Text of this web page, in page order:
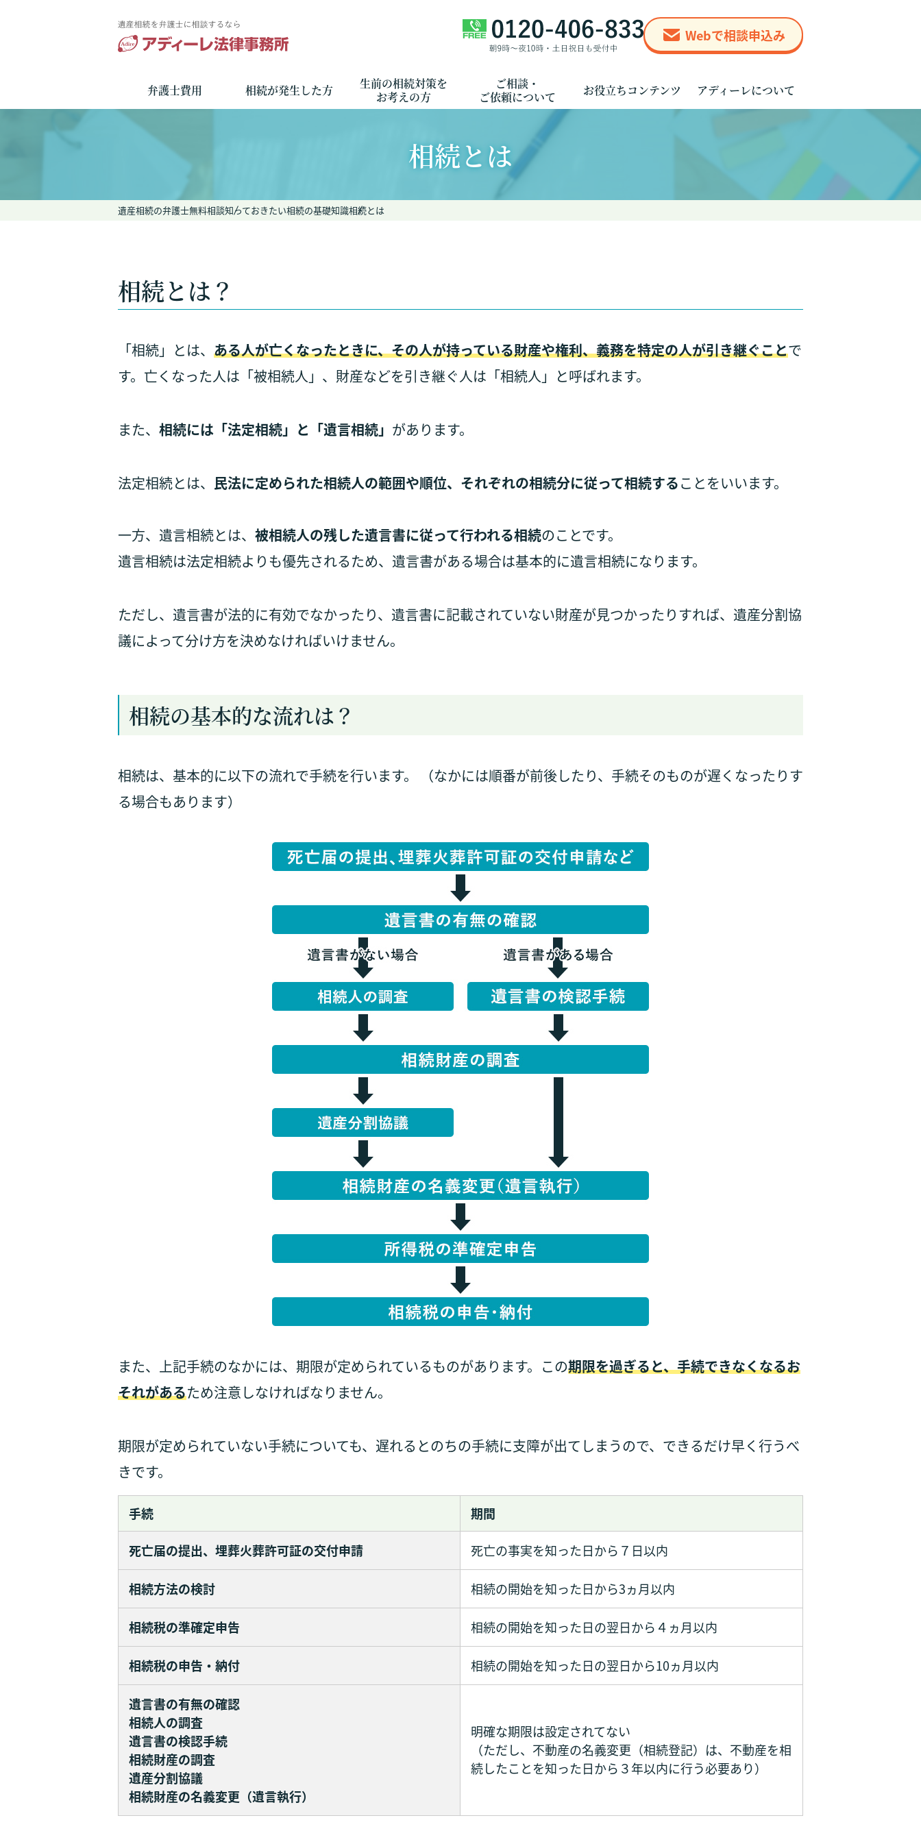
Webで相談申込み
弁護士費用 相続が発生した方
生前の相続対策を
お考えの方
ご相談・
ご依頼について
お役立ちコンテンツ アディーレについて
相続とは
遺産相続の弁護士無料相談知っておきたい相続の基礎知識相続とは
相続とは？
「相続」とは、 ある人が亡くなったときに、その人が持っている財産や権利、義務を特定の人が引き継ぐことで
す。亡くなった人は「被相続人」、財産などを引き継ぐ人は「相続人」と呼ばれます。
また、 相続には「法定相続」と「遺言相続」 があります。
法定相続とは、 民法に定められた相続人の範囲や順位、それぞれの相続分に従って相続することをいいます。
一方、遺言相続とは、 被相続人の残した遺言書に従って行われる相続のことです。
遺言相続は法定相続よりも優先されるため、遺言書がある場合は基本的に遺言相続になります。
ただし、遺言書が法的に有効でなかったり、遺言書に記載されていない財産が見つかったりすれば、遺産分割協
議によって分け方を決めなければいけません。
相続の基本的な流れは？
相続は、基本的に以下の流れで手続を行います。 （なかには順番が前後したり、手続そのものが遅くなったりす
る場合もあります）
また、上記手続のなかには、期限が定められているものがあります。この期限を過ぎると、手続できなくなるお
それがあるため注意しなければなりません。
期限が定められていない手続についても、遅れるとのちの手続に支障が出てしまうので、できるだけ早く行うべ
きです。
手続 期間
死亡届の提出、埋葬火葬許可証の交付申請 死亡の事実を知った日から７日以内
相続方法の検討 相続の開始を知った日から3ヵ月以内
相続税の準確定申告 相続の開始を知った日の翌日から４ヵ月以内
相続税の申告・納付 相続の開始を知った日の翌日から10ヵ月以内
遺言書の有無の確認
相続人の調査
遺言書の検認手続
相続財産の調査
遺産分割協議
相続財産の名義変更（遺言執行）
明確な期限は設定されてない
（ただし、不動産の名義変更（相続登記）は、不動産を相
続したことを知った日から３年以内に行う必要あり）